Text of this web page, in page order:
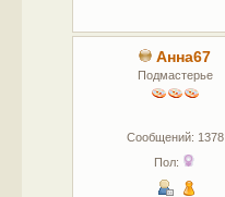
Анна67
Подмастерье
Сообщений: 1378
Пол: